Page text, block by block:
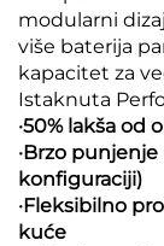
modularni
više baterija
kapacitet za
Istaknuta
·50% lakša od
·Brzo punjenje
konfiguraciji)
·Fleksibilno
kuće